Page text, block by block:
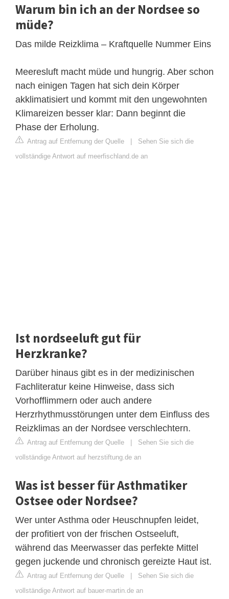
Warum bin ich an der Nordsee so
müde?
Das milde Reizklima – Kraftquelle Nummer Eins
Meeresluft macht müde und hungrig. Aber schon
nach einigen Tagen hat sich dein Körper
akklimatisiert und kommt mit den ungewohnten
Klimareizen besser klar: Dann beginnt die
Phase der Erholung.
Antrag auf Entfernung der Quelle | Sehen Sie sich die
vollständige Antwort auf meerfischland.de an
Ist nordseeluft gut für
Herzkranke?
Darüber hinaus gibt es in der medizinischen
Fachliteratur keine Hinweise, dass sich
Vorhofflimmern oder auch andere
Herzrhythmusstörungen unter dem Einfluss des
Reizklimas an der Nordsee verschlechtern.
Antrag auf Entfernung der Quelle | Sehen Sie sich die
vollständige Antwort auf herzstiftung.de an
Was ist besser für Asthmatiker
Ostsee oder Nordsee?
Wer unter Asthma oder Heuschnupfen leidet,
der profitiert von der frischen Ostseeluft,
während das Meerwasser das perfekte Mittel
gegen juckende und chronisch gereizte Haut ist.
Antrag auf Entfernung der Quelle | Sehen Sie sich die
vollständige Antwort auf bauer-martin.de an